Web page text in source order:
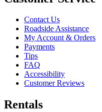
Contact Us
Roadside Assistance
My Account & Orders
Payments
Tips
FAQ
Accessibility
Customer Reviews
Rentals